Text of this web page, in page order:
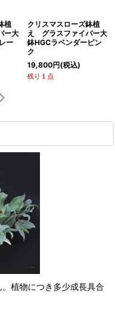
植
ー大
ー
クリスマスローズ鉢植
え グラスファイバー大
鉢HGCラベンダーピン
ク
19,800円(税込)
残り１点
植物につき多少成長具合